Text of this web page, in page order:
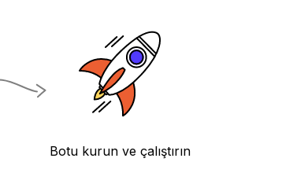
Botu kurun ve çalıştırın